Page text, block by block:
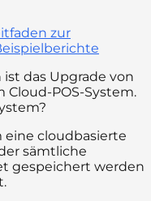
zur
das Upgrade von
Cloud-POS-System.
eine cloudbasierte
sämtliche
gespeichert werden